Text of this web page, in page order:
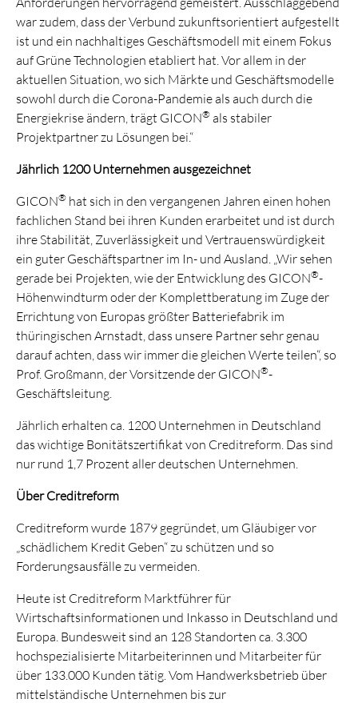
war zudem, dass der Verbund zukunftsorientiert aufgestellt
ist und ein nachhaltiges Geschäftsmodell mit einem Fokus
auf Grüne Technologien etabliert hat. Vor allem in der
aktuellen Situation, wo sich Märkte und Geschäftsmodelle
sowohl durch die Corona-Pandemie als auch durch die
Energiekrise ändern, trägt GICON® als stabiler
Projektpartner zu Lösungen bei.“
Jährlich 1200 Unternehmen ausgezeichnet
GICON® hat sich in den vergangenen Jahren einen hohen
fachlichen Stand bei ihren Kunden erarbeitet und ist durch
ihre Stabilität, Zuverlässigkeit und Vertrauenswürdigkeit
ein guter Geschäftspartner im In- und Ausland. „Wir sehen
gerade bei Projekten, wie der Entwicklung des GICON®-
Höhenwindturm oder der Komplettberatung im Zuge der
Errichtung von Europas größter Batteriefabrik im
thüringischen Arnstadt, dass unsere Partner sehr genau
darauf achten, dass wir immer die gleichen Werte teilen“, so
Prof. Großmann, der Vorsitzende der GICON®-
Geschäftsleitung.
Jährlich erhalten ca. 1200 Unternehmen in Deutschland
das wichtige Bonitätszertifikat von Creditreform. Das sind
nur rund 1,7 Prozent aller deutschen Unternehmen.
Über Creditreform
Creditreform wurde 1879 gegründet, um Gläubiger vor
„schädlichem Kredit Geben“ zu schützen und so
Forderungsausfälle zu vermeiden.
Heute ist Creditreform Marktführer für
Wirtschaftsinformationen und Inkasso in Deutschland und
Europa. Bundesweit sind an 128 Standorten ca. 3.300
hochspezialisierte Mitarbeiterinnen und Mitarbeiter für
über 133.000 Kunden tätig. Vom Handwerksbetrieb über
mittelständische Unternehmen bis zur